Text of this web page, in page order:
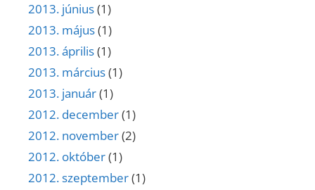
2013. június(1)
2013. május(1)
2013. április(1)
2013. március(1)
2013. január(1)
2012. december(1)
2012. november(2)
2012. október(1)
2012. szeptember(1)